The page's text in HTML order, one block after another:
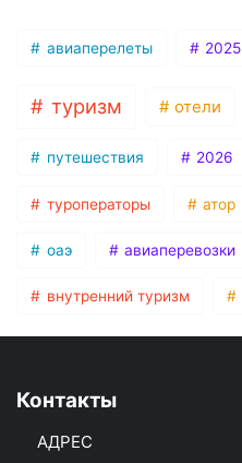
авиаперелеты 2025
туризм отели
путешествия 2026
туроператоры атор
оаэ авиаперевозки
внутренний туризм
Контакты
АДРЕС